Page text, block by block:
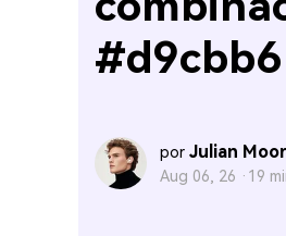
#d9cbb6
por Julian
Aug 06, 26 · 19